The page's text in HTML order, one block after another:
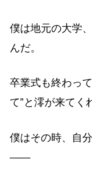
僕は地元の大学
んだ。
卒業式も終わっ
て”と澪が来てく
僕はその時、自
――